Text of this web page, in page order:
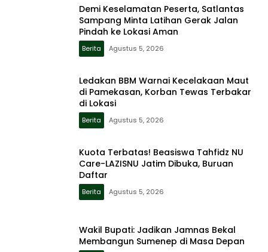
Demi Keselamatan Peserta, Satlantas
Sampang Minta Latihan Gerak Jalan
Pindah ke Lokasi Aman
Berita Agustus 5, 2026
Ledakan BBM Warnai Kecelakaan Maut
di Pamekasan, Korban Tewas Terbakar
di Lokasi
Berita Agustus 5, 2026
Kuota Terbatas! Beasiswa Tahfidz NU
Care-LAZISNU Jatim Dibuka, Buruan
Daftar
Berita Agustus 5, 2026
Wakil Bupati: Jadikan Jamnas Bekal
Membangun Sumenep di Masa Depan